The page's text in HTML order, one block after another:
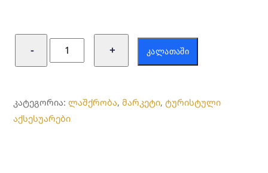
−
რაოდენობა:
საკეცი
+ ᲙᲐᲚᲐᲗᲐᲨᲘ
ᲙᲐᲢᲔᲒᲝᲠᲘᲐ:ლაშქრობა,მარკეტი,ტურისტული
აქსესუარები